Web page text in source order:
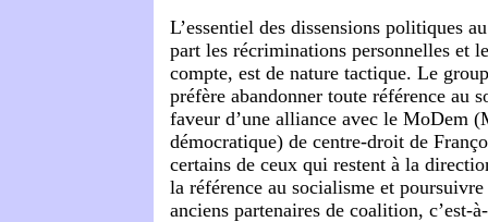
L’essentiel des dissensions politiques
part les récriminations personnelles et
compte, est de nature tactique. Le
préfère abandonner toute référence au
faveur d’une alliance avec le MoDem
démocratique) de centre-droit de
certains de ceux qui restent à la
la référence au socialisme et
anciens partenaires de coalition, c’est-